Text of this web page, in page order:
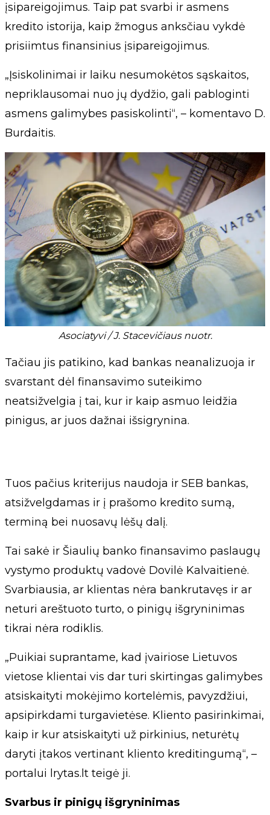
įsipareigojimus. Taip pat svarbi ir asmens
kredito istorija, kaip žmogus anksčiau vykdė
prisiimtus finansinius įsipareigojimus.
„Įsiskolinimai ir laiku nesumokėtos sąskaitos,
nepriklausomai nuo jų dydžio, gali pabloginti
asmens galimybes pasiskolinti“, – komentavo D.
Burdaitis.
Asociatyvi / J. Stacevičiaus nuotr.
Tačiau jis patikino, kad bankas neanalizuoja ir
svarstant dėl finansavimo suteikimo
neatsižvelgia į tai, kur ir kaip asmuo leidžia
pinigus, ar juos dažnai išsigrynina.
Tuos pačius kriterijus naudoja ir SEB bankas,
atsižvelgdamas ir į prašomo kredito sumą,
terminą bei nuosavų lėšų dalį.
Tai sakė ir Šiaulių banko finansavimo paslaugų
vystymo produktų vadovė Dovilė Kalvaitienė.
Svarbiausia, ar klientas nėra bankrutavęs ir ar
neturi areštuoto turto, o pinigų išgryninimas
tikrai nėra rodiklis.
„Puikiai suprantame, kad įvairiose Lietuvos
vietose klientai vis dar turi skirtingas galimybes
atsiskaityti mokėjimo kortelėmis, pavyzdžiui,
apsipirkdami turgavietėse. Kliento pasirinkimai,
kaip ir kur atsiskaityti už pirkinius, neturėtų
daryti įtakos vertinant kliento kreditingumą“, –
portalui lrytas.lt teigė ji.
Svarbus ir pinigų išgryninimas